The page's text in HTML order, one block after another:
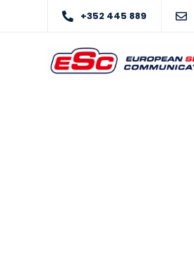
+352 445 889